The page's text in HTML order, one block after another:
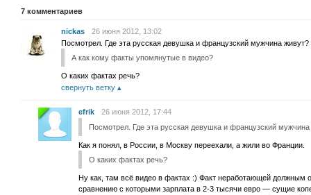
7 комментариев
nickas
26 июня 2012, 13:02
Посмотрел. Где эта русская девушка и французский мужчина
А как кому факты упомянутые в видео?
О каких фактах речь?
свернуть ветку
efrik
26 июня 2012, 17:44
Посмотрел. Где эта русская девушка и французский
Как я понял, в России, в Москву переехали, а жили во Франции.
О каких фактах речь?
Ну как, там всё видео в фактах :) Факт неработающей должным
сравнению с которыми зарплата в 2-3 тысячи евро — сущие